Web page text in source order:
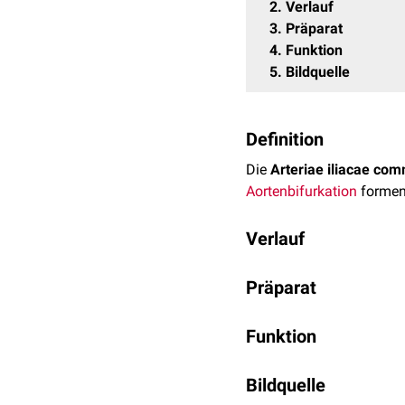
2 Verlauf
3 Präparat
4 Funktion
5 Bildquelle
Definition
Die Arteriae iliacae
Aortenbifurkation
Verlauf
als 10 mm. Nach
Arteria iliaca interna
Präparat
Funktion
Bildquelle